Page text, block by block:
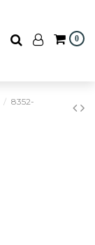
0
8352-